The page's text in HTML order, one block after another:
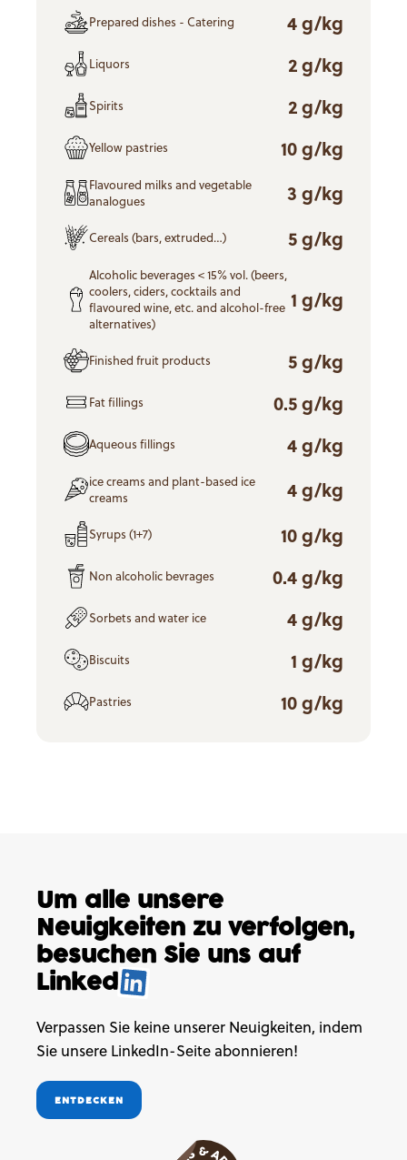
Prepared dishes - Catering 4 g/kg
Liquors 2 g/kg
Spirits 2 g/kg
Yellow pastries 10 g/kg
Flavoured milks and vegetable
analogues
3 g/kg
Cereals (bars, extruded…) 5 g/kg
Alcoholic beverages < 15% vol. (beers,
coolers, ciders, cocktails and
flavoured wine, etc. and alcohol-free
alternatives)
1 g/kg
Finished fruit products 5 g/kg
Fat fillings 0.5 g/kg
Aqueous fillings 4 g/kg
ice creams and plant-based ice
creams
4 g/kg
Syrups (1+7) 10 g/kg
Non alcoholic bevrages 0.4 g/kg
Sorbets and water ice 4 g/kg
Biscuits 1 g/kg
Pastries 10 g/kg
Um alle unsere
Neuigkeiten zu verfolgen,
besuchen Sie uns auf
Linked.
Verpassen Sie keine unserer Neuigkeiten, indem
Sie unsere LinkedIn-Seite abonnieren!
ENTDECKEN